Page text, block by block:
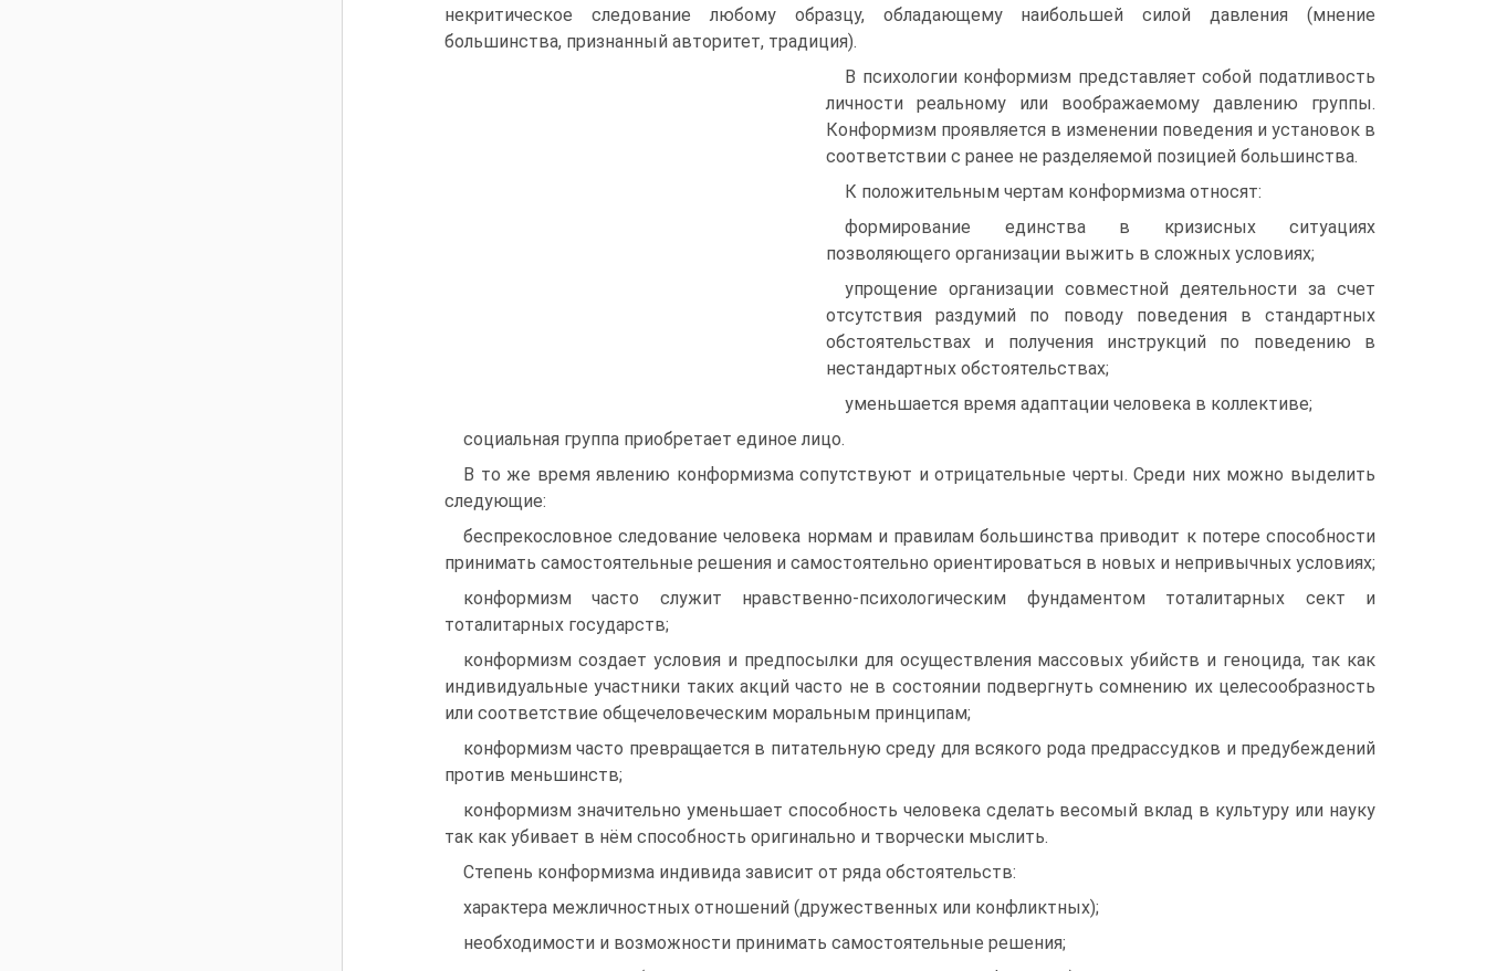
некритическое следование любому образцу, обладающему наибольшей силой давления (мнение
большинства, признанный авторитет, традиция).
В психологии конформизм представляет собой податливость
личности реальному или воображаемому давлению группы.
Конформизм проявляется в изменении поведения и установок в
соответствии с ранее не разделяемой позицией большинства.
К положительным чертам конформизма относят:
формирование единства в кризисных ситуациях
позволяющего организации выжить в сложных условиях;
упрощение организации совместной деятельности за счет
отсутствия раздумий по поводу поведения в стандартных
обстоятельствах и получения инструкций по поведению в
нестандартных обстоятельствах;
уменьшается время адаптации человека в коллективе;
социальная группа приобретает единое лицо.
В то же время явлению конформизма сопутствуют и отрицательные черты. Среди них можно выделить
следующие:
беспрекословное следование человека нормам и правилам большинства приводит к потере способности
принимать самостоятельные решения и самостоятельно ориентироваться в новых и непривычных условиях;
конформизм часто служит нравственно-психологическим фундаментом тоталитарных сект и
тоталитарных государств;
конформизм создает условия и предпосылки для осуществления массовых убийств и геноцида, так как
индивидуальные участники таких акций часто не в состоянии подвергнуть сомнению их целесообразность
или соответствие общечеловеческим моральным принципам;
конформизм часто превращается в питательную среду для всякого рода предрассудков и предубеждений
против меньшинств;
конформизм значительно уменьшает способность человека сделать весомый вклад в культуру или науку
так как убивает в нём способность оригинально и творчески мыслить.
Степень конформизма индивида зависит от ряда обстоятельств:
характера межличностных отношений (дружественных или конфликтных);
необходимости и возможности принимать самостоятельные решения;